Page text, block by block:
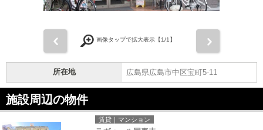
画像タップで拡大表示【1/1】
所在地 広島県広島市中区宝町5-11
施設周辺の物件
賃貸｜マンション